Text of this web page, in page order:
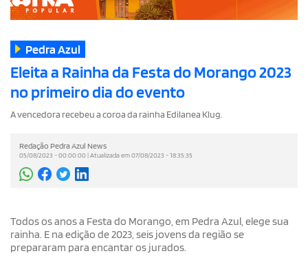
Pedra Azul
Eleita a Rainha da Festa do Morango 2023
no primeiro dia do evento
A vencedora recebeu a coroa da rainha Edilanea Klug.
Redação Pedra Azul News
05/08/2023 - 00:00:00 | Atualizada em 07/08/2023 - 18:35:35
Todos os anos a Festa do Morango, em Pedra Azul, elege sua
rainha. E na edição de 2023, seis jovens da região se
prepararam para encantar os jurados.